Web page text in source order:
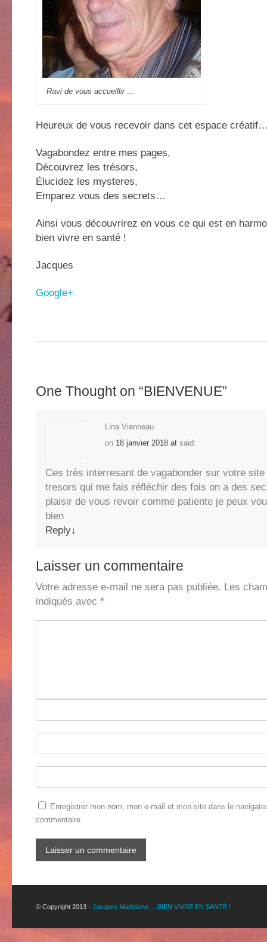
Ravi de vous accueillir …
Heureux de vous recevoir dans cet espace
Vagabondez entre mes pages,
Découvrez les trésors,
Élucidez les mysteres,
Emparez vous des secrets…
Ainsi vous découvrirez en vous ce qui est en
bien vivre en santé !
Jacques
Google+
One Thought on “BIENVENUE”
Lina Vienneau
on 18 janvier 2018 at said:
Ces très interresant de vagabonder sur votre
tresors qui me fais réfléchir des fois on a des
plaisir de vous revoir comme patiente je peux
bien
Reply↓
Laisser un commentaire
Votre adresse e-mail ne sera pas publiée. Les
indiqués avec *
Enregistrer mon nom, mon e-mail et mon site dans le
commentaire.
© Copyright 2013 - Jacques Madelaine.....BIEN VIVRE EN SANTÉ !